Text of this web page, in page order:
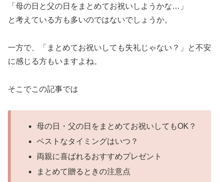
「母の日と父の日をまとめてお祝いしようかな…」
と考えている方も多いのではないでしょうか。
一方で、「まとめてお祝いしても失礼じゃない？」と不安
に感じる方もいますよね。
そこでこの記事では
母の日・父の日をまとめてお祝いしてもOK？
ベストなタイミングはいつ？
両親に喜ばれるおすすめプレゼント
まとめて贈るときの注意点